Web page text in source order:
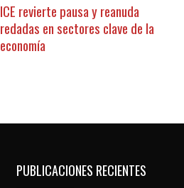
ICE revierte pausa y reanuda
redadas en sectores clave de la
economía
PUBLICACIONES RECIENTES